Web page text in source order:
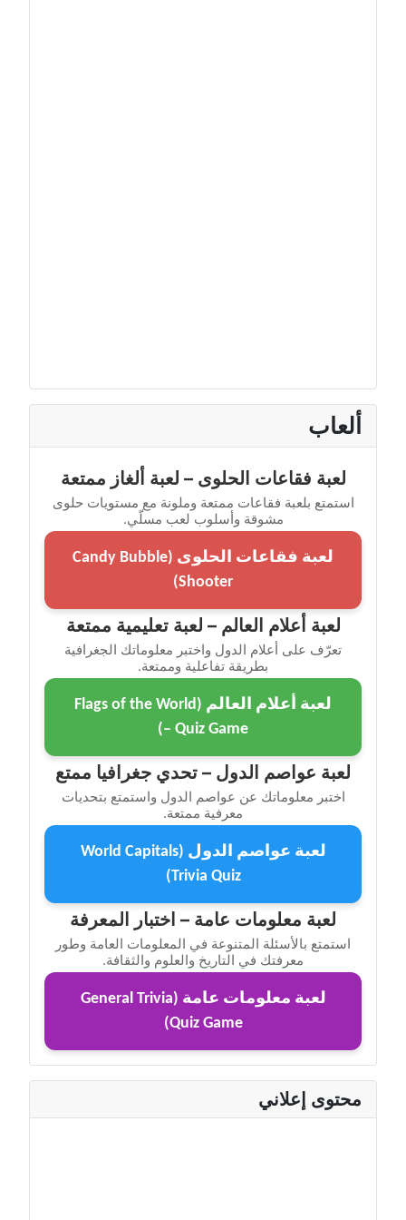
ألعاب
لعبة فقاعات الحلوى – لعبة ألغاز ممتعة
استمتع بلعبة فقاعات ممتعة وملونة مع مستويات حلوى
مشوقة وأسلوب لعب مسلّي.
لعبة فقاعات الحلوى (Candy Bubble
Shooter)
لعبة أعلام العالم – لعبة تعليمية ممتعة
تعرّف على أعلام الدول واختبر معلوماتك الجغرافية
بطريقة تفاعلية وممتعة.
لعبة أعلام العالم (Flags of the World
– Quiz Game)
لعبة عواصم الدول – تحدي جغرافيا ممتع
اختبر معلوماتك عن عواصم الدول واستمتع بتحديات
معرفية ممتعة.
لعبة عواصم الدول (World Capitals
Trivia Quiz)
لعبة معلومات عامة – اختبار المعرفة
استمتع بالأسئلة المتنوعة في المعلومات العامة وطور
معرفتك في التاريخ والعلوم والثقافة.
لعبة معلومات عامة (General Trivia
Quiz Game)
محتوى إعلاني